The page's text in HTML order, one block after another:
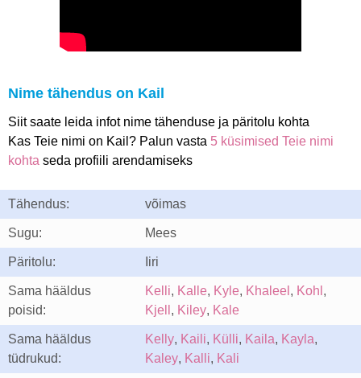
Nime tähendus on Kail
Siit saate leida infot nime tähenduse ja päritolu kohta
Kas Teie nimi on Kail? Palun vasta 5 küsimised Teie nimi
kohta seda profiili arendamiseks
Tähendus: võimas
Sugu: Mees
Päritolu: Iiri
Sama hääldus
poisid:
Kelli, Kalle, Kyle, Khaleel , Kohl ,
Kjell , Kiley, Kale
Sama hääldus
tüdrukud:
Kelly, Kaili, Külli, Kaila, Kayla,
Kaley, Kalli, Kali